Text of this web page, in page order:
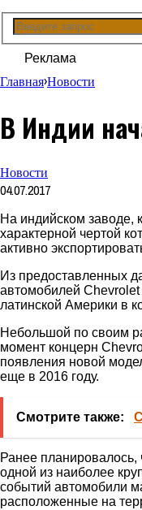
Реклама
Главная›Новости
В Индии
Новости
04.07.2017
На индийском заводе,
характерной чертой
активно
Из предоставленных
автомобилей Chevrolet
латинской Америки в
Небольшой по своим
момент концерн
появления новой
еще в 2016 году.
Смотрите также:
Ранее
одной из наиболее
событий автомобили
расположенные на